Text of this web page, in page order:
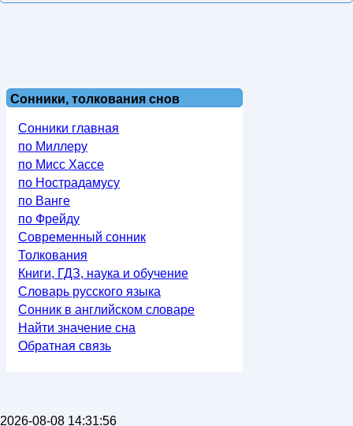
Сонники, толкования снов
Сонники главная
по Миллеру
по Мисс Хассе
по Нострадамусу
по Ванге
по Фрейду
Современный сонник
Толкования
Книги, ГДЗ, наука и обучение
Словарь русского языка
Сонник в английском словаре
Найти значение сна
Обратная связь
2026-08-08 14:31:56